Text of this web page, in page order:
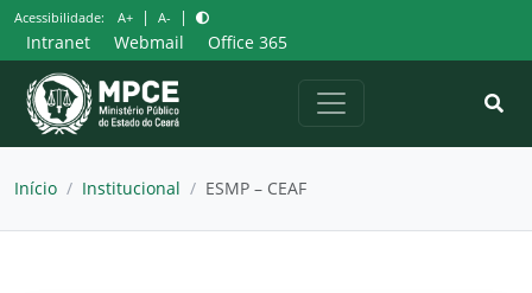
Pular
para
o
conteúdo
Acessibilidade: A+ | A- |
Intranet Webmail Office 365
Início / Institucional / ESMP – CEAF